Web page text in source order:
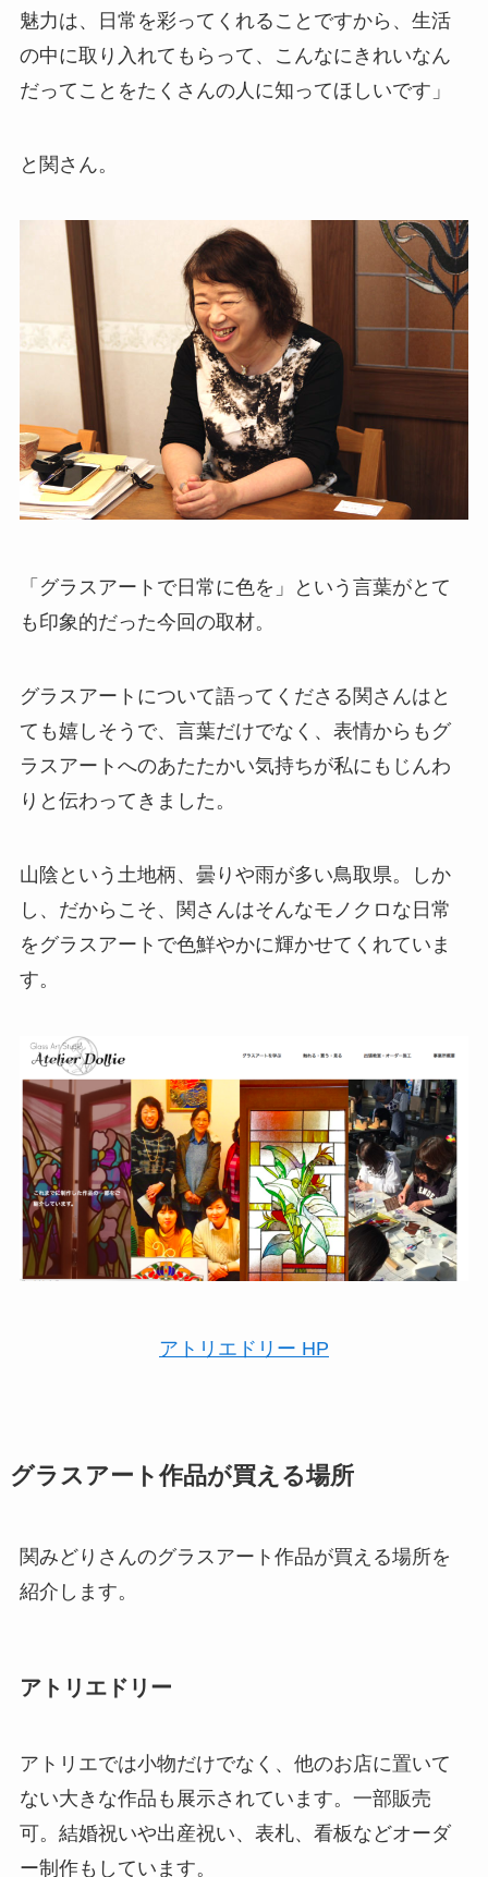
魅力は、日常を彩ってくれることですから、生活
の中に取り入れてもらって、こんなにきれいなん
だってことをたくさんの人に知ってほしいです」
と関さん。
「グラスアートで日常に色を」という言葉がとて
も印象的だった今回の取材。
グラスアートについて語ってくださる関さんはと
ても嬉しそうで、言葉だけでなく、表情からもグ
ラスアートへのあたたかい気持ちが私にもじんわ
りと伝わってきました。
山陰という土地柄、曇りや雨が多い鳥取県。しか
し、だからこそ、関さんはそんなモノクロな日常
をグラスアートで色鮮やかに輝かせてくれていま
す。
アトリエドリー HP
グラスアート作品が買える場所
関みどりさんのグラスアート作品が買える場所を
紹介します。
アトリエドリー
アトリエでは小物だけでなく、他のお店に置いて
ない大きな作品も展示されています。一部販売
可。結婚祝いや出産祝い、表札、看板などオーダ
ー制作もしています。